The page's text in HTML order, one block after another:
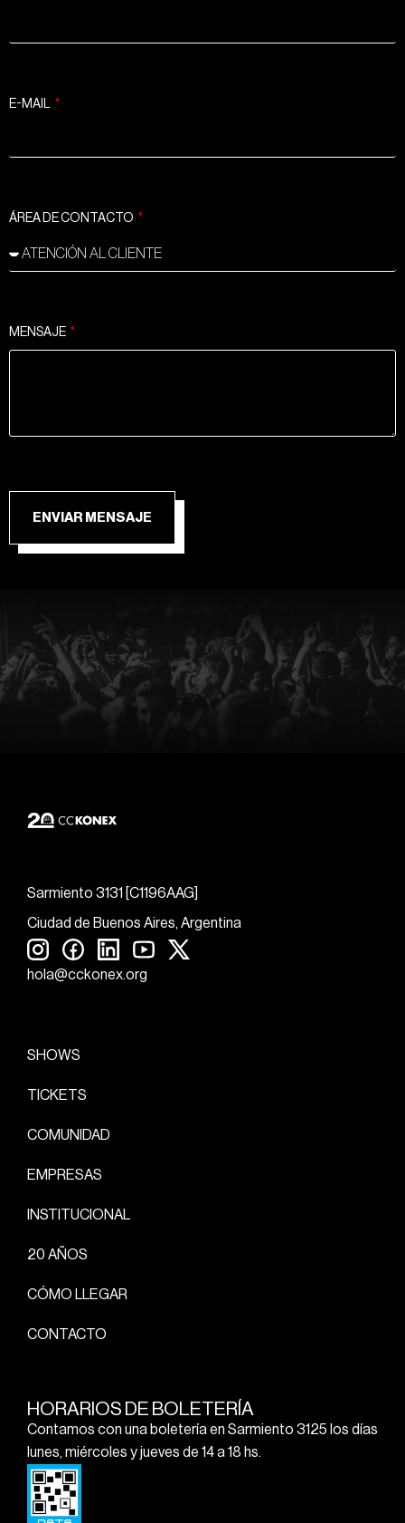
E-MAIL
ÁREA DE CONTACTO
MENSAJE
ENVIAR MENSAJE
Sarmiento 3131 [C1196AAG]
Ciudad de Buenos Aires, Argentina
hola@cckonex.org
SHOWS
TICKETS
COMUNIDAD
EMPRESAS
INSTITUCIONAL
20 AÑOS
CÓMO LLEGAR
CONTACTO
HORARIOS DE BOLETERÍA
Contamos con una boletería en Sarmiento 3125 los días
lunes, miércoles y jueves de 14 a 18 hs.